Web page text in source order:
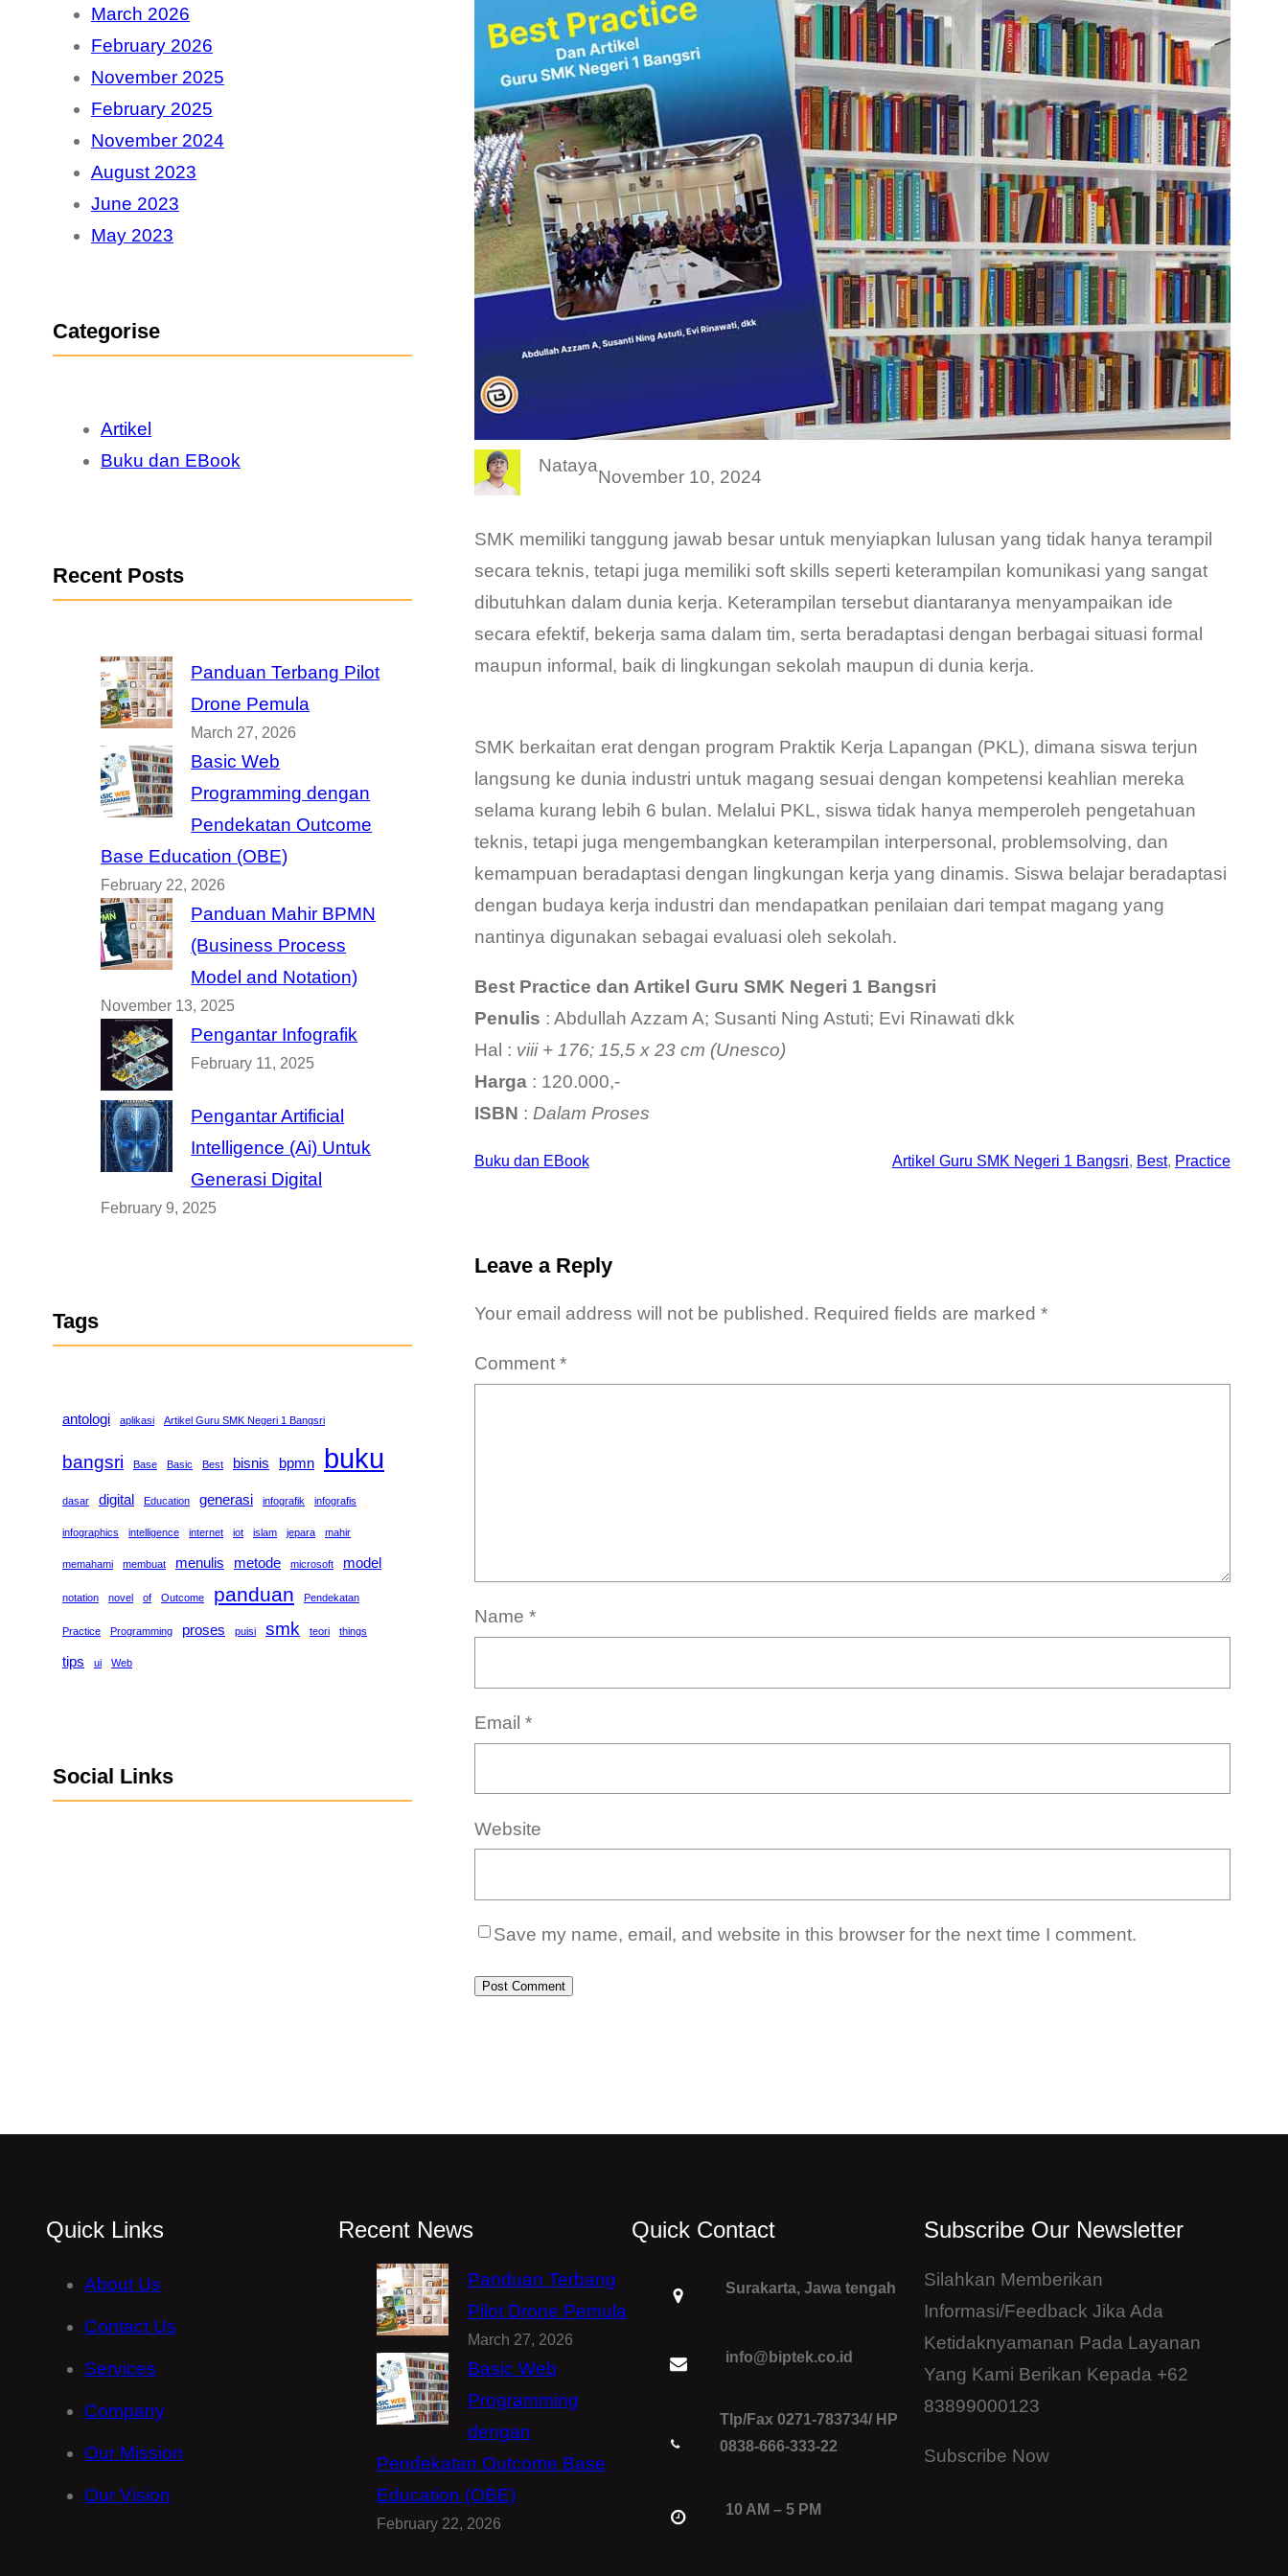
March 2026
February 2026
November 2025
February 2025
November 2024
August 2023
June 2023
May 2023
Categorise
Artikel
Buku dan EBook
Recent Posts
Panduan Terbang Pilot
Drone Pemula
March 27, 2026
Basic Web
Programming dengan
Pendekatan Outcome
Base Education (OBE)
February 22, 2026
Panduan Mahir BPMN
(Business Process
Model and Notation)
November 13, 2025
Pengantar Infografik
February 11, 2025
Pengantar Artificial
Intelligence (Ai) Untuk
Generasi Digital
February 9, 2025
Tags
antologi aplikasi Artikel Guru SMK Negeri 1 Bangsri
bangsri Base Basic Best bisnis bpmn buku
dasar digital Education generasi infografik infografis
infographics intelligence internet iot islam jepara mahir
memahami membuat menulis metode microsoft model
notation novel of Outcome panduan Pendekatan
Practice Programming proses puisi smk teori things
tips ui Web
Social Links
Nataya
November 10, 2024
SMK memiliki tanggung jawab besar untuk menyiapkan lulusan yang tidak hanya terampil
secara teknis, tetapi juga memiliki soft skills seperti keterampilan komunikasi yang sangat
dibutuhkan dalam dunia kerja. Keterampilan tersebut diantaranya menyampaikan ide
secara efektif, bekerja sama dalam tim, serta beradaptasi dengan berbagai situasi formal
maupun informal, baik di lingkungan sekolah maupun di dunia kerja.
SMK berkaitan erat dengan program Praktik Kerja Lapangan (PKL), dimana siswa terjun
langsung ke dunia industri untuk magang sesuai dengan kompetensi keahlian mereka
selama kurang lebih 6 bulan. Melalui PKL, siswa tidak hanya memperoleh pengetahuan
teknis, tetapi juga mengembangkan keterampilan interpersonal, problemsolving, dan
kemampuan beradaptasi dengan lingkungan kerja yang dinamis. Siswa belajar beradaptasi
dengan budaya kerja industri dan mendapatkan penilaian dari tempat magang yang
nantinya digunakan sebagai evaluasi oleh sekolah.
Best Practice dan Artikel Guru SMK Negeri 1 Bangsri
Penulis : Abdullah Azzam A; Susanti Ning Astuti; Evi Rinawati dkk
Hal : viii + 176; 15,5 x 23 cm (Unesco)
Harga : 120.000,-
ISBN : Dalam Proses
Buku dan EBook Artikel Guru SMK Negeri 1 Bangsri, Best, Practice
Leave a Reply
Your email address will not be published. Required fields are marked *
Comment *
Name *
Email *
Website
Save my name, email, and website in this browser for the next time I comment.
Quick Links
About Us
Contact Us
Services
Company
Our Mission
Our Vision
Recent News
Panduan Terbang
Pilot Drone Pemula
March 27, 2026
Basic Web
Programming
dengan
Pendekatan Outcome Base
Education (OBE)
February 22, 2026
Quick Contact
Surakarta, Jawa tengah
info@biptek.co.id
Tlp/Fax 0271-783734/ HP
0838-666-333-22
10 AM – 5 PM
Subscribe Our Newsletter
Silahkan Memberikan
Informasi/feedback Jika Ada
Ketidaknyamanan Pada Layanan
Yang Kami Berikan Kepada +62
83899000123
Subscribe Now